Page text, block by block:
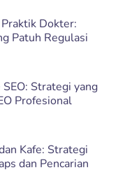
Dokter:
Patuh Regulasi
Strategi yang
Profesional
Kafe: Strategi
dan Pencarian